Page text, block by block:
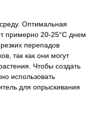
Оптимальная
примерно 20-25°С днем
перепадов
так как они могут
Чтобы создать
использовать
для опрыскивания